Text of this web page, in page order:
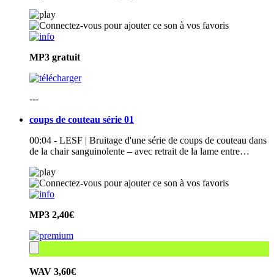
MP3 gratuit
---
coups de couteau série 01
00:04 - LESF | Bruitage d'une série de coups de couteau dans
de la chair sanguinolente – avec retrait de la lame entre…
MP3 2,40€
WAV 3,60€